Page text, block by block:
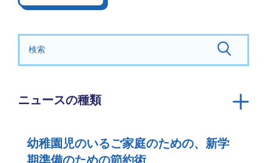
検索する：
ニュースの種類
年報
コミュニティリソース
幼稚園児のいるご家庭のための、新学